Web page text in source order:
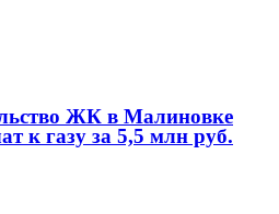
ЖК в Малиновке
к газу за 5,5 млн руб.